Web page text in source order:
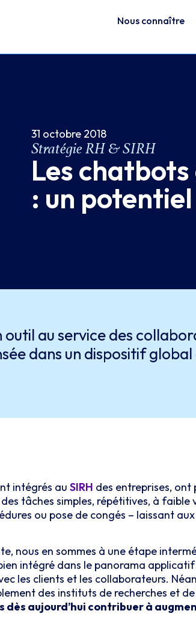
Nous connaître
31 octobre 2018
Stratégie RH & SIRH
Les
: un
outil au service des
dans un dispositif
intégrés au SIRH des entreprises,
tâches simples, répétitives, à faible
ou pose de congés – laissant
nous en sommes à une étape
intégré dans le panorama
les clients et les collaborateurs.
des instituts de recherches et
dès aujourd’hui contribuer à